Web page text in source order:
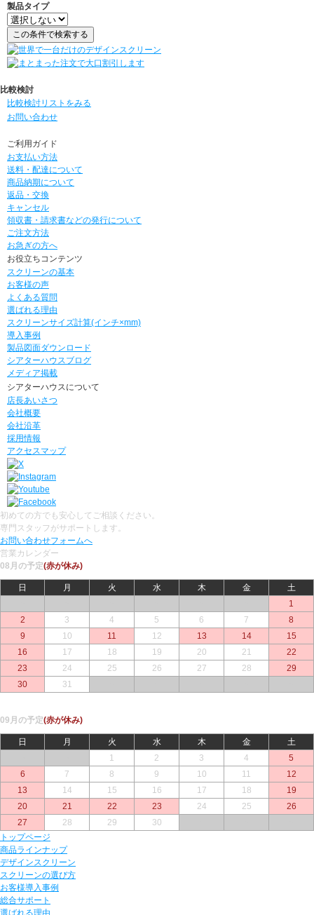
製品タイプ
比較検討
比較検討リストをみる
お問い合わせ
ご利用ガイド
お支払い方法
送料・配達について
商品納期について
返品・交換
キャンセル
領収書・請求書などの発行について
ご注文方法
お急ぎの方へ
お役立ちコンテンツ
スクリーンの基本
お客様の声
よくある質問
選ばれる理由
スクリーンサイズ計算(インチ×mm)
導入事例
製品図面ダウンロード
シアターハウスブログ
メディア掲載
シアターハウスについて
店長あいさつ
会社概要
会社沿革
採用情報
アクセスマップ
初めての方でも安心してご相談ください。
専門スタッフがサポートします。
お問い合わせフォームへ
営業カレンダー
08月の予定(赤が休み)
日 月 火 水 木 金
土
1
2
3 4 5 6 7
8
9
10 11 12 13 14
15
16
17 18 19 20 21
22
23
24 25 26 27 28
29
30
31
09月の予定(赤が休み)
日 月 火 水 木 金
土
1 2 3 4
5
6
7 8 9 10 11
12
13
14 15 16 17 18
19
20
21 22 23 24 25
26
27
28 29 30
トップページ
商品ラインナップ
デザインスクリーン
スクリーンの選び方
お客様導入事例
総合サポート